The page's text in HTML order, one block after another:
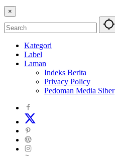
×
Kategori
Label
Laman
Indeks Berita
Privacy Policy
Pedoman Media Siber